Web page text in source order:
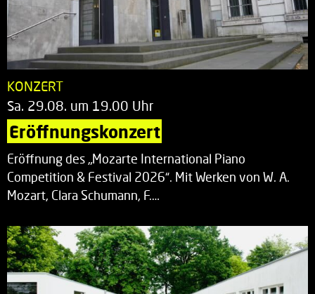
KONZERT
Sa. 29.08. um 19.00 Uhr
Eröffnungskonzert
Eröffnung des „Mozarte International Piano
Competition & Festival 2026“. Mit Werken von W. A.
Mozart, Clara Schumann, F.…